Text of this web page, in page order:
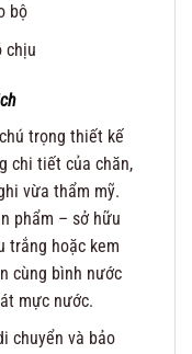
bộ
chịu
trọng thiết kế
chi tiết của chăn,
vừa thẩm mỹ.
phẩm – sở hữu
trắng hoặc kem
cùng bình nước
mực nước.
chuyển và bảo